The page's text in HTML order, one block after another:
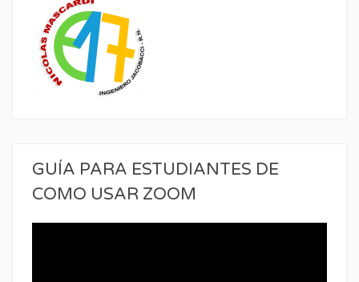
GUÍA PARA ESTUDIANTES DE
COMO USAR ZOOM